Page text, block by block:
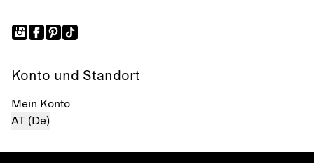
Konto und Standort
Mein Konto
AT (De)